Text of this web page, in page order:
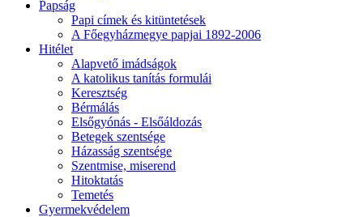
Papság
Papi címek és kitüntetések
A Főegyházmegye papjai 1892-2006
Hitélet
Alapvető imádságok
A katolikus tanítás formulái
Keresztség
Bérmálás
Elsőgyónás - Elsőáldozás
Betegek szentsége
Házasság szentsége
Szentmise, miserend
Hitoktatás
Temetés
Gyermekvédelem